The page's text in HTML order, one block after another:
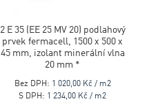
2 E 35 (EE 25 MV 20) podlahový
prvek fermacell, 1500 x 500 x
45 mm, izolant minerální vlna
20 mm *
Bez DPH: 1 020,00 Kč / m2
S DPH: 1 234,00 Kč / m2